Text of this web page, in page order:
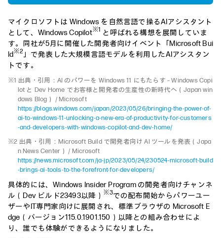
マイクロソフトは Windows を自然言語で操るAIアシスタント
として、Windows Copilot※1 と呼ばれる構想を展開していま
す。同社が5月に開催した開発者向けイベント「Microsoft Bui
ld※2」で発表した大規模言語モデルを利用したAIアシスタン
トです。
※1 出典・引用：AI のパワーを Windows 11 にもたらす – Windows Copi
lot と Dev Home でお客様と開発者の生産性の新時代へ（Japan win
dows Blog） / Microsoft
https://blogs.windows.com/japan/2023/05/26/bringing-the-power-of-
ai-to-windows-11-unlocking-a-new-era-of-productivity-for-customers
-and-developers-with-windows-copilot-and-dev-home/
※2 出典・引用：Microsoft Build で開発者向け AI ツールを発表（Japa
n News Center） / Microsoft
https://news.microsoft.com/ja-jp/2023/05/24/230524-microsoft-build
-brings-ai-tools-to-the-forefront-for-developers/
具体的には、Windows Insider Program の開発者向けチャンネ
ル（Dev ビルド23493以降） ※3での配布開始からパワーユー
ザーやIT専門家向けに展開され、標準ブラウザの Microsoft E
dge（バージョン115.0.1901.150）以降との組み合わせによ
り、誰でも体験ができるようになりました。